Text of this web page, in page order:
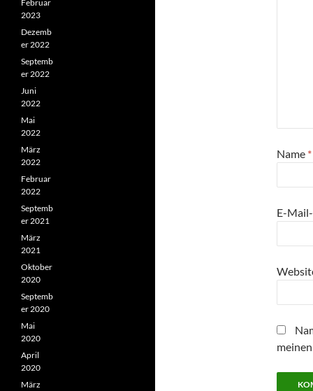
Name *
E-
Februar
2023
Dezemb
er 2022
Septemb
er 2022
Juni
2022
Mai
2022
März
2022
Februar
2022
Septemb
er 2021
März
2021
Oktober
2020
Septemb
er 2020
Mai
2020
April
2020
März